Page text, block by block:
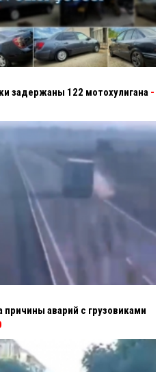
задержаны 122 мотохулигана -
аварий с грузовиками